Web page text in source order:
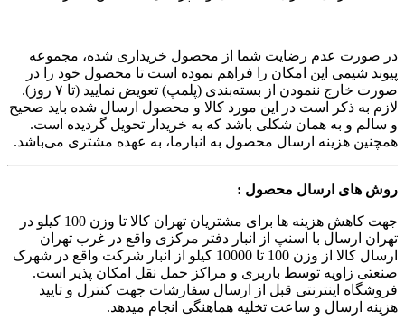
در صورت عدم رضایت شما از محصول خریداری شده، مجموعه
پیوند شیمی این امکان را فراهم نموده است تا محصول خود را در
صورت خارج ننمودن از بسته‌بندی (پلمپ) تعویض نمایید (تا ۷ روز).
لازم به ذکر است در این مورد کالا و محصول ارسال شده باید صحیح
و سالم و به همان شکلی باشد که به خریدار تحویل گردیده است.
همچنین هزینه ارسال محصول به انبارما، به عهده مشتری می‌باشد.
روش های ارسال محصول :
جهت کاهش هزینه ها برای مشتریان تهران کالا تا وزن 100 کیلو در
تهران ارسال با اسنپ از انبار دفتر مرکزی واقع در غرب تهران
ارسال کالا از وزن 100 تا 10000 کیلو از انبار شرکت واقع در شهرک
صنعتی زاویه توسط باربری و مراکز حمل نقل امکان پذیر است.
فروشگاه اینترنتی قبل از ارسال سفارشات جهت کنترل و تایید
هزینه ارسال و ساعت تخلیه هماهنگی انجام میدهد.